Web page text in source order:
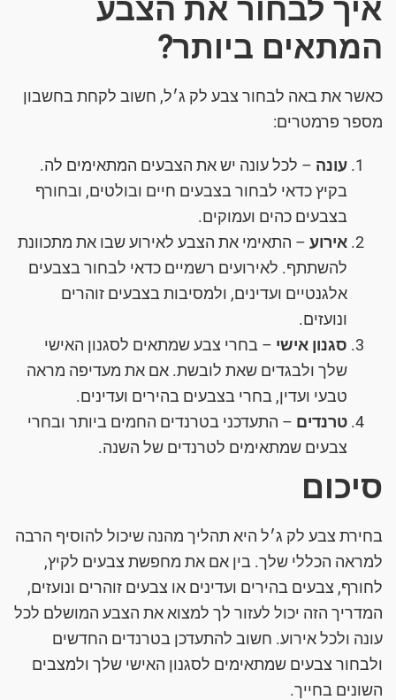
איך לבחור את הצבע
המתאים ביותר?
כאשר את באה לבחור צבע לק ג׳ל, חשוב לקחת בחשבון
מספר פרמטרים:
עונה – לכל עונה יש את הצבעים המתאימים לה.
בקיץ כדאי לבחור בצבעים חיים ובולטים, ובחורף
בצבעים כהים ועמוקים.
אירוע – התאימי את הצבע לאירוע שבו את מתכוונת
להשתתף. לאירועים רשמיים כדאי לבחור בצבעים
אלגנטיים ועדינים, ולמסיבות בצבעים זוהרים
ונועזים.
סגנון אישי – בחרי צבע שמתאים לסגנון האישי
שלך ולבגדים שאת לובשת. אם את מעדיפה מראה
טבעי ועדין, בחרי בצבעים בהירים ועדינים.
טרנדים – התעדכני בטרנדים החמים ביותר ובחרי
צבעים שמתאימים לטרנדים של השנה.
סיכום
בחירת צבע לק ג׳ל היא תהליך מהנה שיכול להוסיף הרבה
למראה הכללי שלך. בין אם את מחפשת צבעים לקיץ,
לחורף, צבעים בהירים ועדינים או צבעים זוהרים ונועזים,
המדריך הזה יכול לעזור לך למצוא את הצבע המושלם לכל
עונה ולכל אירוע. חשוב להתעדכן בטרנדים החדשים
ולבחור צבעים שמתאימים לסגנון האישי שלך ולמצבים
השונים בחייך.